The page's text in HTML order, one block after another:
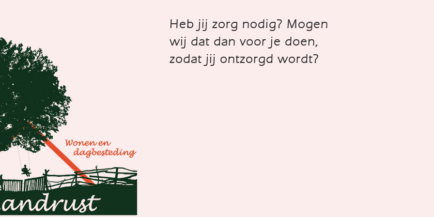
Heb jij zorg nodig? Mogen
wij dat dan voor je doen,
zodat jij ontzorgd wordt?